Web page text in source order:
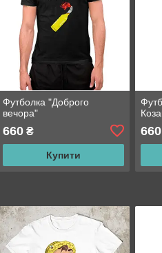
Футболка "Доброго
вечора"
660₴
Купити
660